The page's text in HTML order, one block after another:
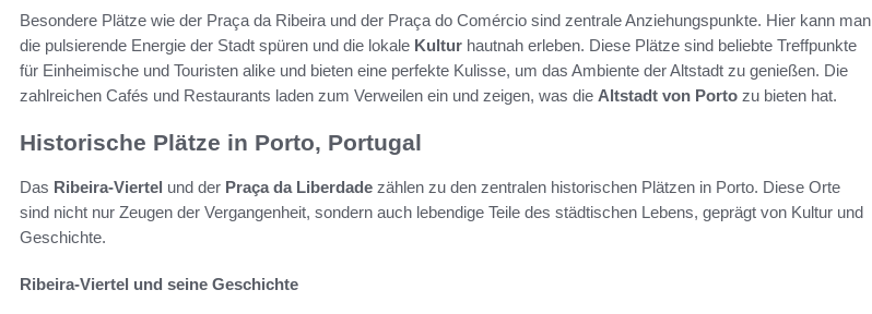
Besondere Plätze wie der Praça da Ribeira und der Praça do Comércio sind zentrale Anziehungspunkte. Hier kann man
die pulsierende Energie der Stadt spüren und die lokale Kultur hautnah erleben. Diese Plätze sind beliebte Treffpunkte
für Einheimische und Touristen alike und bieten eine perfekte Kulisse, um das Ambiente der Altstadt zu genießen. Die
zahlreichen Cafés und Restaurants laden zum Verweilen ein und zeigen, was die Altstadt von Porto zu bieten hat.
Historische Plätze in Porto, Portugal
Das Ribeira-Viertel und der Praça da Liberdade zählen zu den zentralen historischen Plätzen in Porto. Diese Orte
sind nicht nur Zeugen der Vergangenheit, sondern auch lebendige Teile des städtischen Lebens, geprägt von Kultur und
Geschichte.
Ribeira-Viertel und seine Geschichte